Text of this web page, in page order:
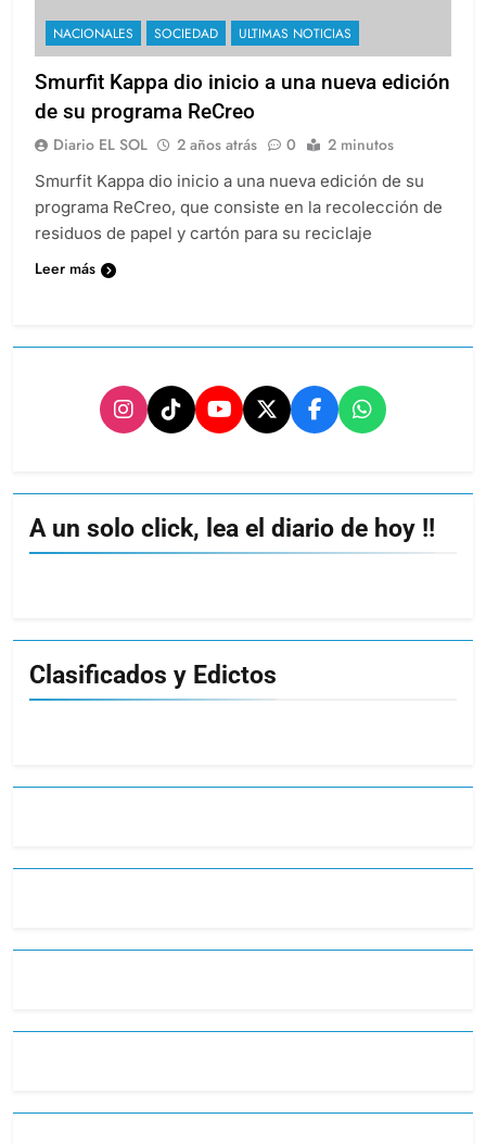
NACIONALES SOCIEDAD ULTIMAS NOTICIAS
Smurfit Kappa dio inicio a una nueva edición
de su programa ReCreo
Diario EL SOL 2 años atrás 0 2 minutos
Smurfit Kappa dio inicio a una nueva edición de su
programa ReCreo, que consiste en la recolección de
residuos de papel y cartón para su reciclaje
Leer más
A un solo click, lea el diario de hoy !!
Clasificados y Edictos